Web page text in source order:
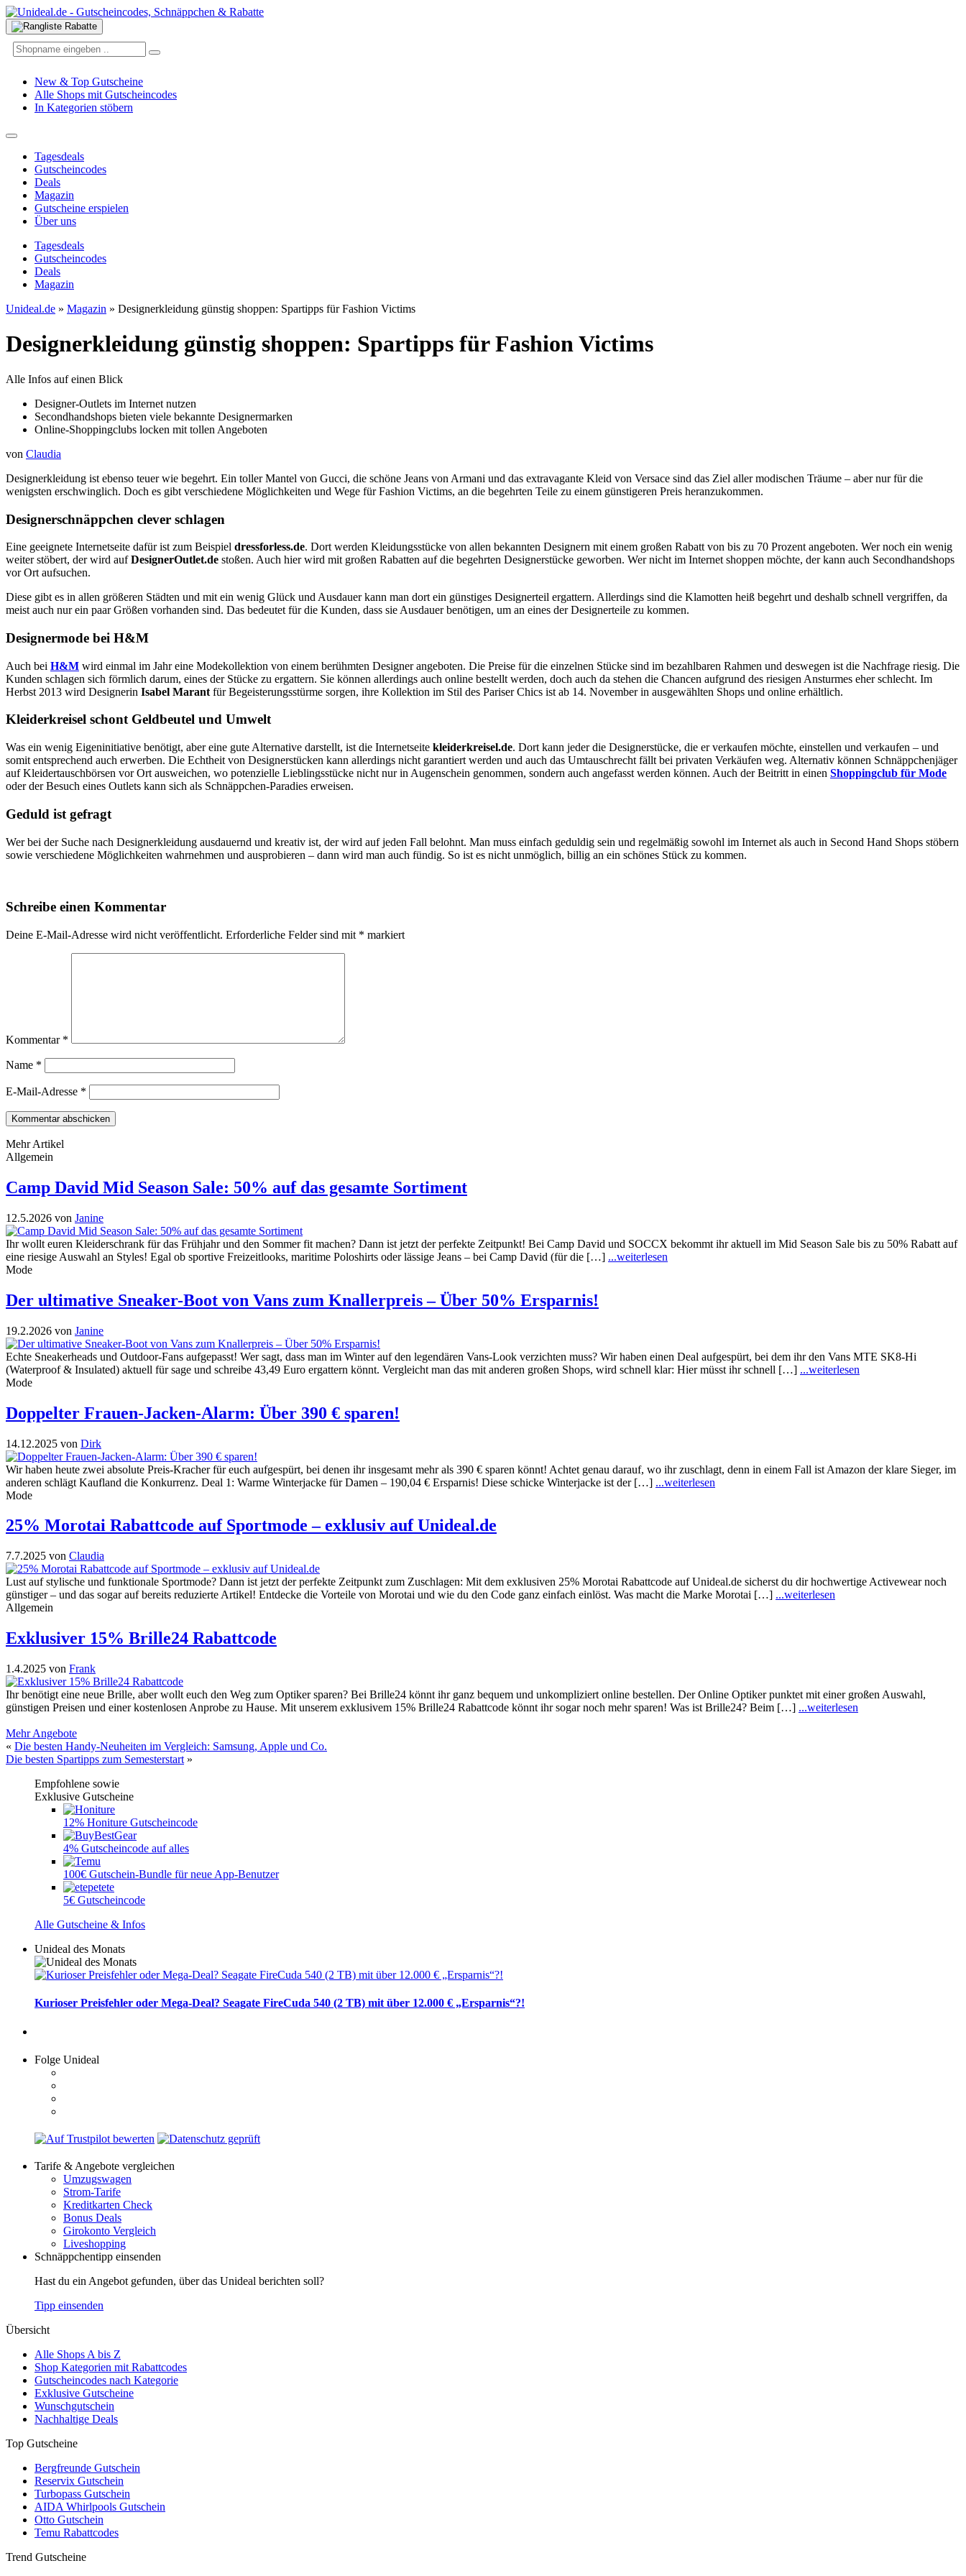
New & Top Gutscheine
Alle Shops mit Gutscheincodes
In Kategorien stöbern
Tagesdeals
Gutscheincodes
Deals
Magazin
Gutscheine erspielen
Über uns
Tagesdeals
Gutscheincodes
Deals
Magazin
Unideal.de » Magazin » Designerkleidung günstig shoppen: Spartipps für Fashion Victims
Designerkleidung günstig shoppen: Spartipps für Fashion Victims
Alle Infos auf einen Blick
Designer-Outlets im Internet nutzen
Secondhandshops bieten viele bekannte Designermarken
Online-Shoppingclubs locken mit tollen Angeboten
von Claudia
Designerkleidung ist ebenso teuer wie begehrt. Ein toller Mantel von Gucci, die schöne Jeans von Armani und das extravagante Kleid von Versace sind das Ziel aller modischen Träume – aber nur für die
wenigsten erschwinglich. Doch es gibt verschiedene Möglichkeiten und Wege für Fashion Victims, an die begehrten Teile zu einem günstigeren Preis heranzukommen.
Designerschnäppchen clever schlagen
Eine geeignete Internetseite dafür ist zum Beispiel dressforless.de. Dort werden Kleidungsstücke von allen bekannten Designern mit einem großen Rabatt von bis zu 70 Prozent angeboten. Wer noch ein wenig
weiter stöbert, der wird aufDesignerOutlet.de stoßen. Auch hier wird mit großen Rabatten auf die begehrten Designerstücke geworben. Wer nicht im Internet shoppen möchte, der kann auch Secondhandshops
vor Ort aufsuchen.
Diese gibt es in allen größeren Städten und mit ein wenig Glück und Ausdauer kann man dort ein günstiges Designerteil ergattern. Allerdings sind die Klamotten heiß begehrt und deshalb schnell vergriffen, da
meist auch nur ein paar Größen vorhanden sind. Das bedeutet für die Kunden, dass sie Ausdauer benötigen, um an eines der Designerteile zu kommen.
Designermode bei H&M
Auch bei H&M wird einmal im Jahr eine Modekollektion von einem berühmten Designer angeboten. Die Preise für die einzelnen Stücke sind im bezahlbaren Rahmen und deswegen ist die Nachfrage riesig. Die
Kunden schlagen sich förmlich darum, eines der Stücke zu ergattern. Sie können allerdings auch online bestellt werden, doch auch da stehen die Chancen aufgrund des riesigen Ansturmes eher schlecht. Im
Herbst 2013 wird Designerin Isabel Marant für Begeisterungsstürme sorgen, ihre Kollektion im Stil des Pariser Chics ist ab 14. November in ausgewählten Shops und online erhältlich.
Kleiderkreisel schont Geldbeutel und Umwelt
Was ein wenig Eigeninitiative benötigt, aber eine gute Alternative darstellt, ist die Internetseite kleiderkreisel.de. Dort kann jeder die Designerstücke, die er verkaufen möchte, einstellen und verkaufen – und
somit entsprechend auch erwerben. Die Echtheit von Designerstücken kann allerdings nicht garantiert werden und auch das Umtauschrecht fällt bei privaten Verkäufen weg. Alternativ können Schnäppchenjäger
auf Kleidertauschbörsen vor Ort ausweichen, wo potenzielle Lieblingsstücke nicht nur in Augenschein genommen, sondern auch angefasst werden können. Auch der Beitritt in einen Shoppingclub für Mode
oder der Besuch eines Outlets kann sich als Schnäppchen-Paradies erweisen.
Geduld ist gefragt
Wer bei der Suche nach Designerkleidung ausdauernd und kreativ ist, der wird auf jeden Fall belohnt. Man muss einfach geduldig sein und regelmäßig sowohl im Internet als auch in Second Hand Shops stöbern
sowie verschiedene Möglichkeiten wahrnehmen und ausprobieren – dann wird man auch fündig. So ist es nicht unmöglich, billig an ein schönes Stück zu kommen.
Schreibe einen Kommentar
Deine E-Mail-Adresse wird nicht veröffentlicht. Erforderliche Felder sind mit * markiert
Kommentar *
Name *
E-Mail-Adresse *
Mehr Artikel
Allgemein
Camp David Mid Season Sale: 50% auf das gesamte Sortiment
12.5.2026 von Janine
Ihr wollt euren Kleiderschrank für das Frühjahr und den Sommer fit machen? Dann ist jetzt der perfekte Zeitpunkt! Bei Camp David und SOCCX bekommt ihr aktuell im Mid Season Sale bis zu 50% Rabatt auf
eine riesige Auswahl an Styles! Egal ob sportive Freizeitlooks, maritime Poloshirts oder lässige Jeans – bei Camp David (für die […] ...weiterlesen
Mode
Der ultimative Sneaker-Boot von Vans zum Knallerpreis – Über 50% Ersparnis!
19.2.2026 von Janine
Echte Sneakerheads und Outdoor-Fans aufgepasst! Wer sagt, dass man im Winter auf den legendären Vans-Look verzichten muss? Wir haben einen Deal aufgespürt, bei dem ihr den Vans MTE SK8-Hi
(Waterproof & Insulated) aktuell für sage und schreibe 43,49 Euro ergattern könnt. Vergleicht man das mit anderen großen Shops, wird schnell klar: Hier müsst ihr schnell […] ...weiterlesen
Mode
Doppelter Frauen-Jacken-Alarm: Über 390 € sparen!
14.12.2025 von Dirk
Wir haben heute zwei absolute Preis-Kracher für euch aufgespürt, bei denen ihr insgesamt mehr als 390 € sparen könnt! Achtet genau darauf, wo ihr zuschlagt, denn in einem Fall ist Amazon der klare Sieger, im
anderen schlägt Kaufland die Konkurrenz. Deal 1: Warme Winterjacke für Damen – 190,04 € Ersparnis! Diese schicke Winterjacke ist der […] ...weiterlesen
Mode
25% Morotai Rabattcode auf Sportmode – exklusiv auf Unideal.de
7.7.2025 von Claudia
Lust auf stylische und funktionale Sportmode? Dann ist jetzt der perfekte Zeitpunkt zum Zuschlagen: Mit dem exklusiven 25% Morotai Rabattcode auf Unideal.de sicherst du dir hochwertige Activewear noch
günstiger – und das sogar auf bereits reduzierte Artikel! Entdecke die Vorteile von Morotai und wie du den Code ganz einfach einlöst. Was macht die Marke Morotai […] ...weiterlesen
Allgemein
Exklusiver 15% Brille24 Rabattcode
1.4.2025 von Frank
Ihr benötigt eine neue Brille, aber wollt euch den Weg zum Optiker sparen? Bei Brille24 könnt ihr ganz bequem und unkompliziert online bestellen. Der Online Optiker punktet mit einer großen Auswahl,
günstigen Preisen und einer kostenlosen Anprobe zu Hause. Mit unserem exklusivem 15% Brille24 Rabattcode könnt ihr sogar noch mehr sparen! Was ist Brille24? Beim […] ...weiterlesen
Mehr Angebote
« Die besten Handy-Neuheiten im Vergleich: Samsung, Apple und Co.
Die besten Spartipps zum Semesterstart »
Empfohlene sowie
Exklusive Gutscheine
12% Honiture Gutscheincode
4% Gutscheincode auf alles
100€ Gutschein-Bundle für neue App-Benutzer
5€ Gutscheincode
Alle Gutscheine & Infos
Unideal des Monats
Kurioser Preisfehler oder Mega-Deal? Seagate FireCuda 540 (2 TB) mit über 12.000 € „Ersparnis“?!
Folge Unideal
Tarife & Angebote vergleichen
Umzugswagen
Strom-Tarife
Kreditkarten Check
Bonus Deals
Girokonto Vergleich
Liveshopping
Schnäppchentipp einsenden
Hast du ein Angebot gefunden, über das Unideal berichten soll?
Tipp einsenden
Übersicht
Alle Shops A bis Z
Shop Kategorien mit Rabattcodes
Gutscheincodes nach Kategorie
Exklusive Gutscheine
Wunschgutschein
Nachhaltige Deals
Top Gutscheine
Bergfreunde Gutschein
Reservix Gutschein
Turbopass Gutschein
AIDA Whirlpools Gutschein
Otto Gutschein
Temu Rabattcodes
Trend Gutscheine